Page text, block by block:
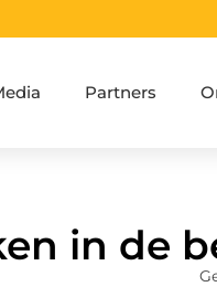
Partners
in de